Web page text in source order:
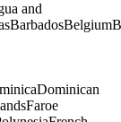
and
BarbadosBelgium
Dominican
Faroe